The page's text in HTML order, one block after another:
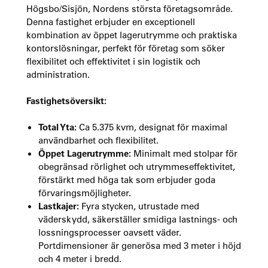
Högsbo/Sisjön, Nordens största företagsområde.
Denna fastighet erbjuder en exceptionell
kombination av öppet lagerutrymme och praktiska
kontorslösningar, perfekt för företag som söker
flexibilitet och effektivitet i sin logistik och
administration.
Fastighetsöversikt:
Total Yta: Ca 5.375 kvm, designat för maximal
användbarhet och flexibilitet.
Öppet Lagerutrymme: Minimalt med stolpar för
obegränsad rörlighet och utrymmeseffektivitet,
förstärkt med höga tak som erbjuder goda
förvaringsmöjligheter.
Lastkajer: Fyra stycken, utrustade med
väderskydd, säkerställer smidiga lastnings- och
lossningsprocesser oavsett väder.
Portdimensioner är generösa med 3 meter i höjd
och 4 meter i bredd.